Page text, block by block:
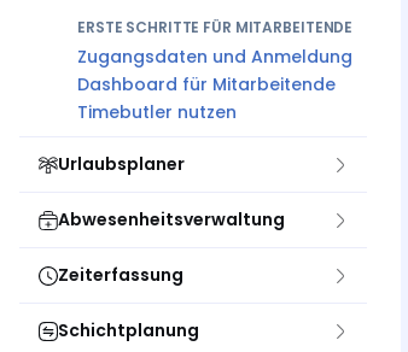
ERSTE SCHRITTE FÜR MITARBEITENDE
Zugangsdaten und Anmeldung
Dashboard für Mitarbeitende
Timebutler nutzen
Urlaubsplaner
Abwesenheitsverwaltung
Zeiterfassung
Schichtplanung